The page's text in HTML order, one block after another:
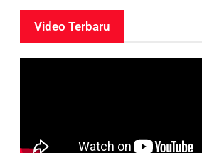
Video Terbaru